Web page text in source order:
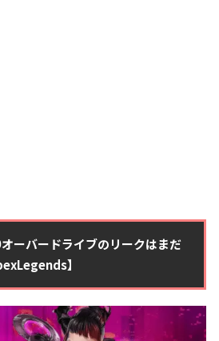
ーバードライブのリークはまだ
】